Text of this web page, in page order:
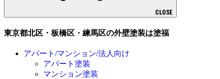
CLOSE
東京都北区・板橋区・練馬区の外壁塗装は塗福
アパート/マンション/法人向け
アパート塗装
マンション塗装